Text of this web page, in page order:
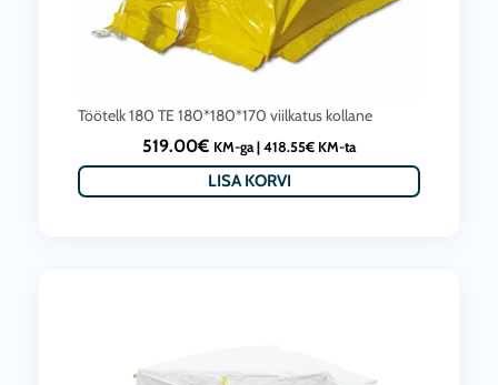
Töötelk 180 TE 180*180*170 viilkatus kollane
519.00€ KM-ga | 418.55€ KM-ta
LISA KORVI